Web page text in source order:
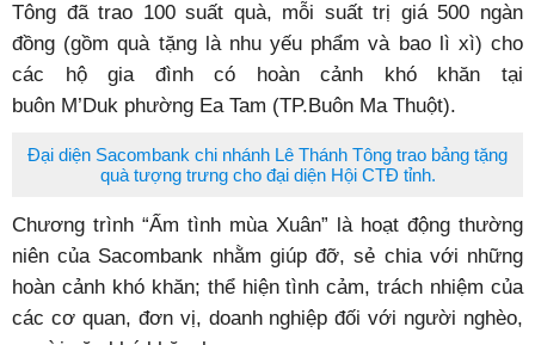
Tông đã trao 100 suất quà, mỗi suất trị giá 500 ngàn
đồng (gồm quà tặng là nhu yếu phẩm và bao lì xì) cho
các hộ gia đình có hoàn cảnh khó khăn tại
buôn M’Duk phường Ea Tam (TP.Buôn Ma Thuột).
Đại diện Sacombank chi nhánh Lê Thánh Tông trao bảng tặng
quà tượng trưng cho đại diện Hội CTĐ tỉnh.
Chương trình “Ấm tình mùa Xuân” là hoạt động thường
niên của Sacombank nhằm giúp đỡ, sẻ chia với những
hoàn cảnh khó khăn; thể hiện tình cảm, trách nhiệm của
các cơ quan, đơn vị, doanh nghiệp đối với người nghèo,